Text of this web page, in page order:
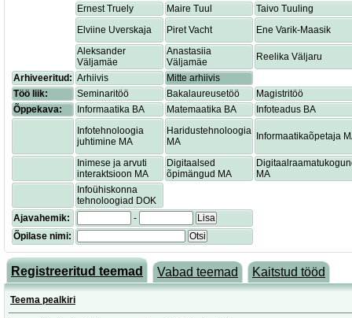
Ernest Truely
Maire Tuul
Taivo Tuuling
Elviine Uverskaja
Piret Vacht
Ene Varik-Maasik
Aleksander
Väljamäe
Anastasiia
Väljamäe
Reelika Väljaru
Arhiveeritud: Arhiivis
Mitte arhiivis
Töö liik:
Seminaritöö Bakalaureusetöö
Magistritöö
Õppekava:
Informaatika BA Matemaatika BA
Infoteadus BA
Infotehnoloogia
juhtimine MA
Haridustehnoloogia
MA
Informaatikaõpetaja
Inimese ja arvuti
interaktsioon MA
Digitaalsed
õpimängud MA
MA
Infoühiskonna
tehnoloogiad DOK
Ajavahemik:
-
Lisa
Õpilase nimi:
Otsi
Registreeritud teemad Vabad teemad Kaitstud tööd
Teema pealkiri